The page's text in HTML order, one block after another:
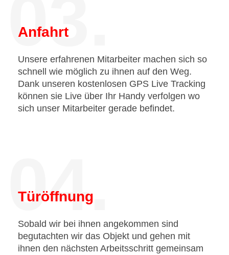
03.
Anfahrt
Unsere erfahrenen Mitarbeiter machen sich so
schnell wie möglich zu ihnen auf den Weg.
Dank unseren kostenlosen GPS Live Tracking
können sie Live über Ihr Handy verfolgen wo
sich unser Mitarbeiter gerade befindet.
04.
Türöffnung
Sobald wir bei ihnen angekommen sind
begutachten wir das Objekt und gehen mit
ihnen den nächsten Arbeitsschritt gemeinsam